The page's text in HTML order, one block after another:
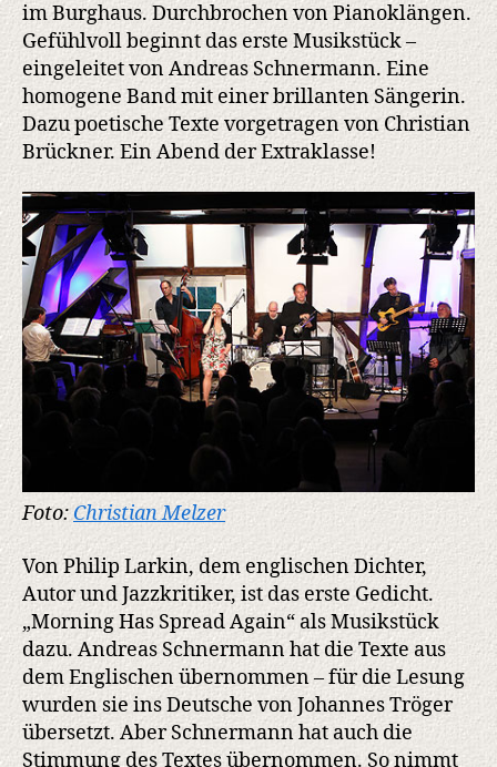
im Burghaus. Durchbrochen von Pianoklängen.
Gefühlvoll beginnt das erste Musikstück –
eingeleitet von Andreas Schnermann. Eine
homogene Band mit einer brillanten Sängerin.
Dazu poetische Texte vorgetragen von Christian
Brückner. Ein Abend der Extraklasse!
Foto:Christian Melzer
Von Philip Larkin, dem englischen Dichter,
Autor und Jazzkritiker, ist das erste Gedicht.
„Morning Has Spread Again“ als Musikstück
dazu. Andreas Schnermann hat die Texte aus
dem Englischen übernommen – für die Lesung
wurden sie ins Deutsche von Johannes Tröger
übersetzt. Aber Schnermann hat auch die
Stimmung des Textes übernommen. So nimmt